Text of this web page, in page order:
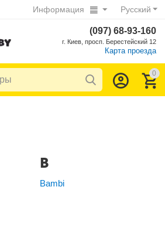
Русский
Информация
(097) 68-93-160
г. Киев, просп. Берестейский 12
Карта проезда
0
B
Bambi